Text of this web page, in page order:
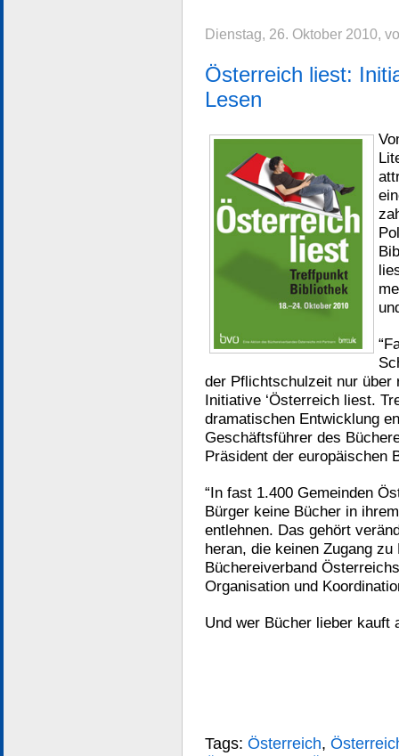
Dienstag, 26. Oktober 2010,
Österreich liest:
Lesen
der Pflichtschulzeit nur über
Initiative ‘Österreich liest.
dramatischen Entwicklung
Geschäftsführer des
Präsident der europäischen
“In fast 1.400 Gemeinden
Bürger keine Bücher in
entlehnen. Das gehört
heran, die keinen Zugang
Büchereiverband
Organisation und
Und wer Bücher lieber kauft
Tags: Österreich,